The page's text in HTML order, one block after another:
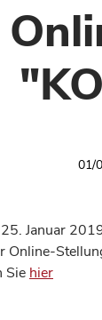
01/
Januar
Online-
Sie hier